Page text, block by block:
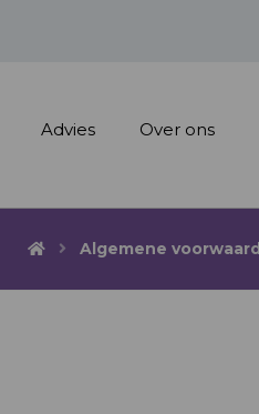
Advies Over ons
Algemene